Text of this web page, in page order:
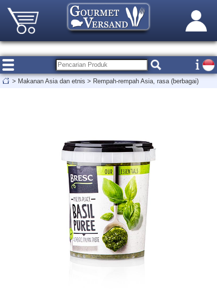
> Makanan Asia dan etnis > Rempah-rempah Asia, rasa (berbagai)